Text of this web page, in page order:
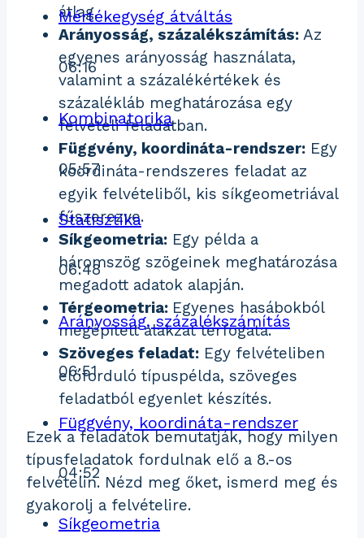
átlag.
Arányosság, százalékszámítás: Az
egyenes arányosság használata,
valamint a százalékértékek és
százalékláb meghatározása egy
felvételi feladatban.
Függvény, koordináta-rendszer: Egy
koordináta-rendszeres feladat az
egyik felvételiből, kis síkgeometriával
fűszerezve.
Síkgeometria: Egy példa a
háromszög szögeinek meghatározása
megadott adatok alapján.
Térgeometria: Egyenes hasábokból
megépített alakzat térfogata.
Szöveges feladat: Egy felvételiben
előforduló típuspélda, szöveges
feladatból egyenlet készítés.
Ezek a feladatok bemutatják, hogy milyen
típusfeladatok fordulnak elő a 8.-os
felvételin. Nézd meg őket, ismerd meg és
gyakorolj a felvételire.
Mértékegység átváltás
06:16
Kombinatorika
05:57
Statisztika
06:48
Arányosság, százalékszámítás
06:51
Függvény, koordináta-rendszer
04:52
Síkgeometria